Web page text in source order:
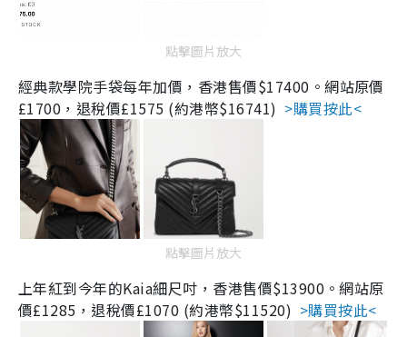
點擊圖片放大
經典款學院手袋每年加價，香港售價$17400。網站原價
£1700， 退稅價£1575 (約港幣$16741) >購買按此<
點擊圖片放大
上年紅到今年的Kaia細尺吋， 香港售價$13900。網站原
價£1285， 退稅價£1070 (約港幣$11520) >購買按此<